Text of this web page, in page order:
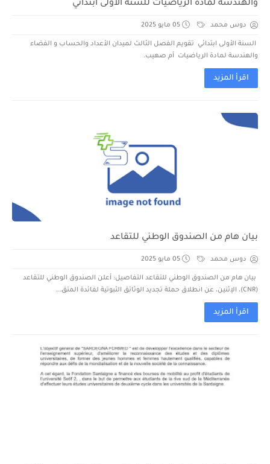
والهندسة لمادة الرياضيات للسنة الأولى ابتدائي
دوس محمد 05 مايو 2025
السنة الأولى ابتدائي تقويم الفصل الثالث لميدان الأعداد والحساب و الفضاء
والهندسة لمادة الرياضيات أم صهيب.
اقرأ المزيد
بيان هام من الصندوق الوطني للتقاعد
دوس محمد 05 مايو 2025
بيان هام من الصندوق الوطني للتقاعد التفاصيل: أعلن الصندوق الوطني للتقاعد
(CNR)، الإثنين، عن انطلاق حملة تجديد الوثائق الثبوتية لفائدة المتق...
اقرأ المزيد